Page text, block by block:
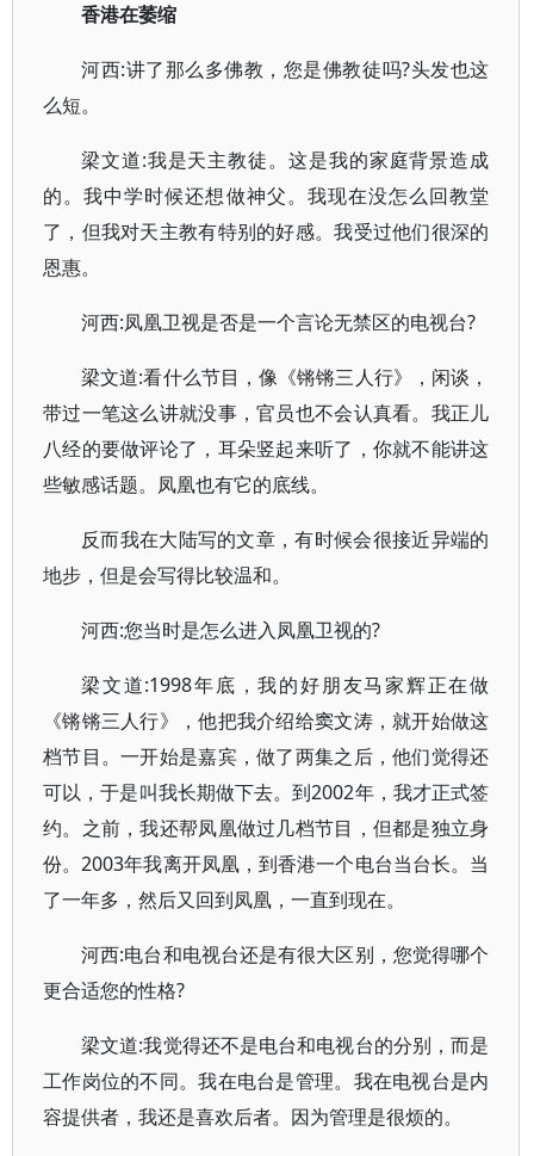
香港在萎缩
河西:讲了那么多佛教，您是佛教徒吗?头发也这
么短。
梁文道:我是天主教徒。这是我的家庭背景造成
的。我中学时候还想做神父。我现在没怎么回教堂
了，但我对天主教有特别的好感。我受过他们很深的
恩惠。
河西:凤凰卫视是否是一个言论无禁区的电视台?
梁文道:看什么节目，像《锵锵三人行》，闲谈，
带过一笔这么讲就没事，官员也不会认真看。我正儿
八经的要做评论了，耳朵竖起来听了，你就不能讲这
些敏感话题。凤凰也有它的底线。
反而我在大陆写的文章，有时候会很接近异端的
地步，但是会写得比较温和。
河西:您当时是怎么进入凤凰卫视的?
梁文道:1998年底，我的好朋友马家辉正在做
《锵锵三人行》，他把我介绍给窦文涛，就开始做这
档节目。一开始是嘉宾，做了两集之后，他们觉得还
可以，于是叫我长期做下去。到2002年，我才正式签
约。之前，我还帮凤凰做过几档节目，但都是独立身
份。2003年我离开凤凰，到香港一个电台当台长。当
了一年多，然后又回到凤凰，一直到现在。
河西:电台和电视台还是有很大区别，您觉得哪个
更合适您的性格?
梁文道:我觉得还不是电台和电视台的分别，而是
工作岗位的不同。我在电台是管理。我在电视台是内
容提供者，我还是喜欢后者。因为管理是很烦的。